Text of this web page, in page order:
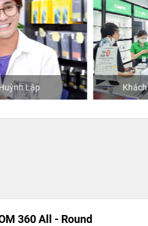
Lập Khách
360 All - Round